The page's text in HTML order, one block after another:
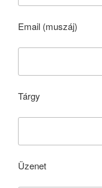
Email (muszáj)
Tárgy
Üzenet